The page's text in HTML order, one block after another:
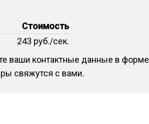
Стоимость
243 руб./сек.
ваши контактные данные в форме
свяжутся с вами.